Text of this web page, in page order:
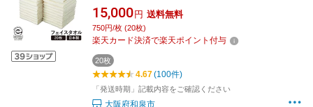
イスタオル 綿100% 綿 日本製 無地 シンプル 20
枚 セット ホワイト 白 しろ 単色 エコ エコマー
ク 日用品 雑貨 ギフト 和泉市 送料無料
15,000 円 送料無料
750円/枚 (20枚)
楽天カード決済で楽天ポイント付与
20枚
4.67(100件)
「発送時期」記載内容をご確認ください
大阪府和泉市